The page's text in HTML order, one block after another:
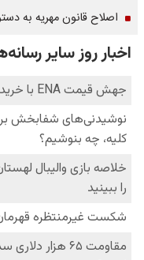
اصلاح قانون مهریه به